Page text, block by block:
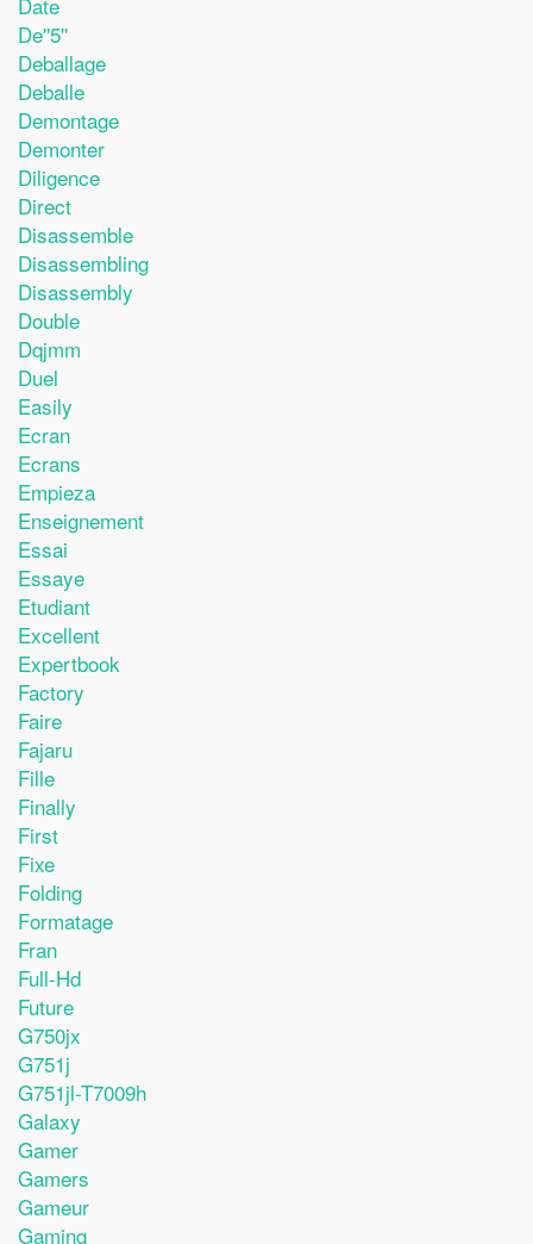
De''5''
Deballage
Deballe
Demontage
Demonter
Diligence
Direct
Disassemble
Disassembling
Disassembly
Double
Dqjmm
Duel
Easily
Ecran
Ecrans
Empieza
Enseignement
Essai
Essaye
Etudiant
Excellent
Expertbook
Factory
Faire
Fajaru
Fille
Finally
First
Fixe
Folding
Formatage
Fran
Full-Hd
Future
G750jx
G751j
G751jl-T7009h
Galaxy
Gamer
Gamers
Gameur
Gaming